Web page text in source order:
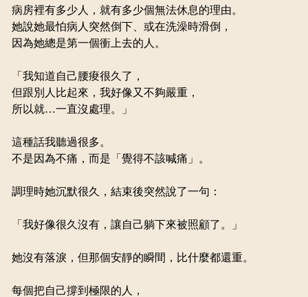
病房裡有多少人，就有多少個無法休息的理由。
她說她最怕病人突然倒下、或在洗澡時滑倒，
因為她總是第一個衝上去的人。
「我知道自己腰痠很久了，
但跟別人比起來，我好像又不夠嚴重，
所以就…一直沒處理。」
這種話我聽過很多。
不是因為不痛，而是「覺得不該喊痛」。
調理時她沉默很久，結束後突然說了一句：
「我好像很久沒有，讓自己躺下來被照顧了。」
她沒有落淚，但那個安靜的瞬間，比什麼都還重。
每個把自己撐到極限的人，